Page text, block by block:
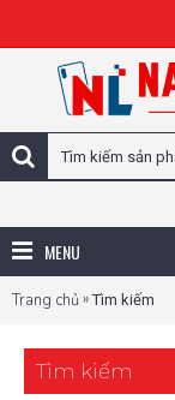
MENU
Trang chủ»Tìm kiếm
Tìm kiếm